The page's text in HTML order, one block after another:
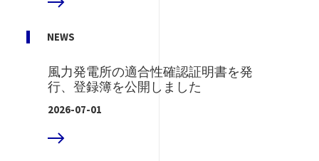
NEWS
風力発電所の適合性確認証明書を発
行、登録簿を公開しました
2026-07-01